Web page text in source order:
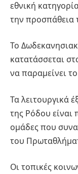
εθνική
την προσπάθεια
Το
κατατάσσεται
να παραμείνει
Τα λειτουργικά
της Ρόδου είναι
ομάδες που
του
Οι τοπικές